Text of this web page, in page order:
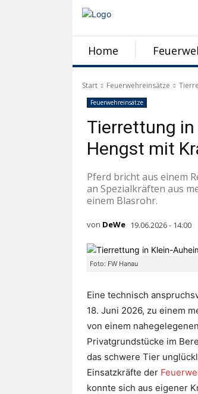
Home
Start Feuerwehreinsätze
Feuerwehreinsätze
Tierrettung in
Hengst mit
Pferd bricht aus einem
an Spezialkräften aus
einem Blasrohr.
von DeWe 19.06.2026 - 14:00
Foto: FW Hanau
Eine technisch
18. Juni 2026, zu einem
von einem
Privatgrundstücke im
das schwere Tier
Einsatzkräfte der
konnte sich aus eigener